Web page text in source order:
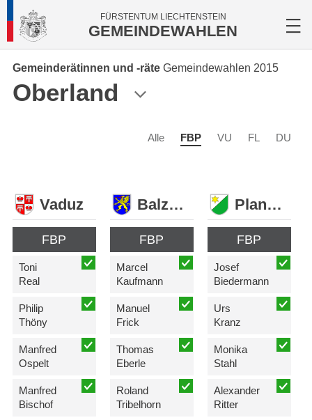
FÜRSTENTUM LIECHTENSTEIN
GEMEINDEWAHLEN
Gemeinderätinnen und -räte Gemeindewahlen 2015
Oberland
Alle FBP VU FL DU
Vaduz
FBP
Toni
Real
Philip
Thöny
Manfred
Ospelt
Manfred
Bischof
Balzers
FBP
Marcel
Kaufmann
Manuel
Frick
Thomas
Eberle
Roland
Tribelhorn
Planken
FBP
Josef
Biedermann
Urs
Kranz
Monika
Stahl
Alexander
Ritter